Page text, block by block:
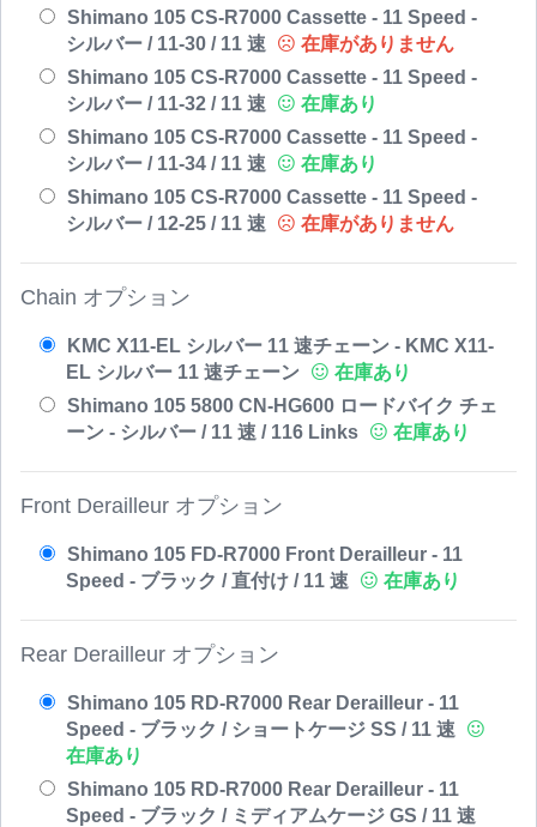
Shimano 105 CS-R7000 Cassette - 11 Speed -
シルバー / 11-30 / 11 速
在庫がありません
Shimano 105 CS-R7000 Cassette - 11 Speed -
シルバー / 11-32 / 11 速
在庫あり
Shimano 105 CS-R7000 Cassette - 11 Speed -
シルバー / 11-34 / 11 速
在庫あり
Shimano 105 CS-R7000 Cassette - 11 Speed -
シルバー / 12-25 / 11 速
在庫がありません
Chain オプション
KMC X11-EL シルバー 11 速チェーン - KMC X11-
EL シルバー 11 速チェーン
在庫あり
Shimano 105 5800 CN-HG600 ロードバイク チェ
ーン - シルバー / 11 速 / 116 Links
在庫あり
Front Derailleur オプション
Shimano 105 FD-R7000 Front Derailleur - 11
Speed - ブラック / 直付け / 11 速
在庫あり
Rear Derailleur オプション
Shimano 105 RD-R7000 Rear Derailleur - 11
Speed - ブラック / ショートケージ SS / 11 速
在庫あり
Shimano 105 RD-R7000 Rear Derailleur - 11
Speed - ブラック / ミディアムケージ GS / 11 速